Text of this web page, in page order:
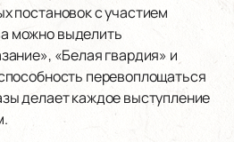
постановок с участием
можно выделить
«Белая гвардия» и
перевоплощаться
делает каждое выступление